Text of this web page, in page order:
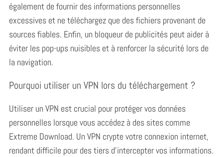
également de fournir des informations personnelles
excessives et ne téléchargez que des fichiers provenant de
sources fiables. Enfin, un bloqueur de publicités peut aider à
éviter les pop-ups nuisibles et à renforcer la sécurité lors de
la navigation.
Pourquoi utiliser un VPN lors du téléchargement ?
Utiliser un VPN est crucial pour protéger vos données
personnelles lorsque vous accédez à des sites comme
Extreme Download. Un VPN crypte votre connexion internet,
rendant difficile pour des tiers d’intercepter vos informations.